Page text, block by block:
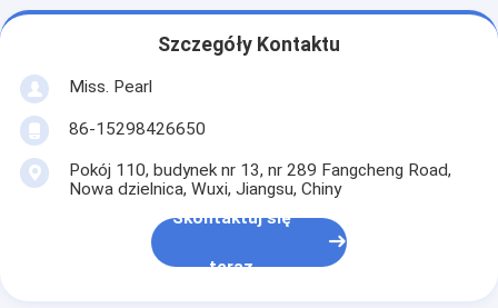
Szczegóły Kontaktu
Miss. Pearl
86-15298426650
Pokój 110, budynek nr 13, nr 289 Fangcheng Road,
Nowa dzielnica, Wuxi, Jiangsu, Chiny
Skontaktuj się
teraz